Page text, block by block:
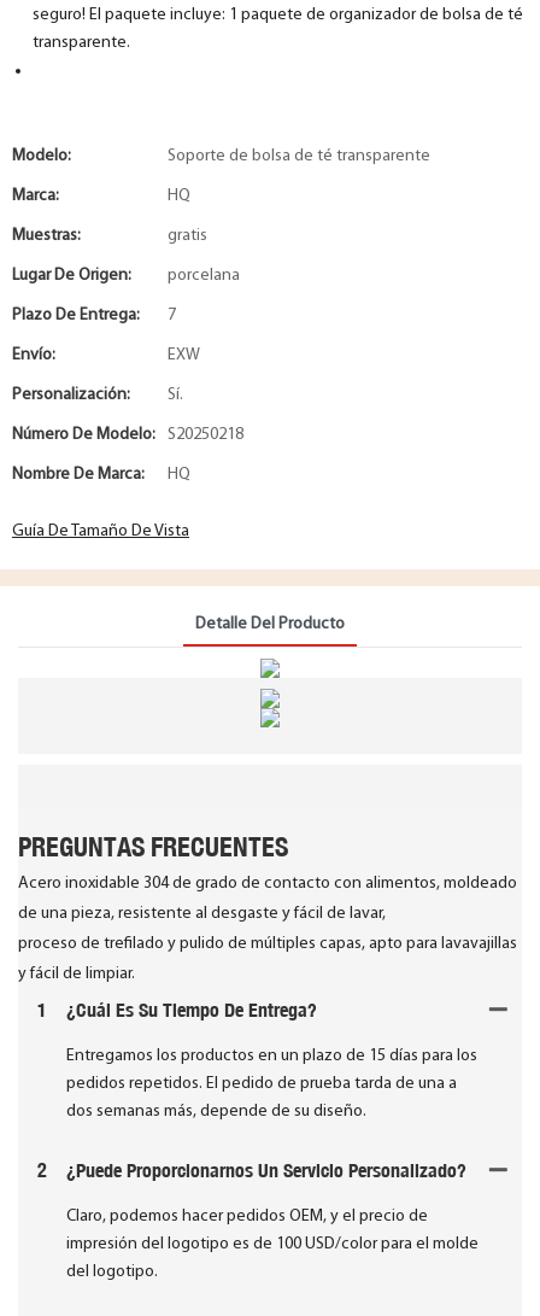
seguro! El paquete incluye: 1 paquete de organizador de bolsa de té
transparente.
Modelo: Soporte de bolsa de té transparente
Marca: HQ
Muestras: gratis
Lugar De Origen: porcelana
Plazo De Entrega: 7
Envío: EXW
Personalización: Sí.
Número De Modelo: S20250218
Nombre De Marca: HQ
Guía De Tamaño De Vista
Detalle Del Producto
PREGUNTAS FRECUENTES
Acero inoxidable 304 de grado de contacto con alimentos, moldeado
de una pieza, resistente al desgaste y fácil de lavar,
proceso de trefilado y pulido de múltiples capas, apto para lavavajillas
y fácil de limpiar.
1 ¿Cuál Es Su Tiempo De Entrega?
Entregamos los productos en un plazo de 15 días para los
pedidos repetidos. El pedido de prueba tarda de una a
dos semanas más, depende de su diseño.
2 ¿Puede Proporcionarnos Un Servicio Personalizado?
Claro, podemos hacer pedidos OEM, y el precio de
impresión del logotipo es de 100 USD/color para el molde
del logotipo.